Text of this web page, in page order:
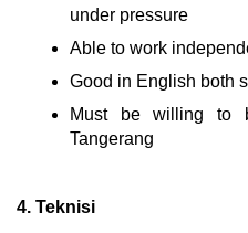
under pressure
Able to work
Good in English both
Must be willing to
Tangerang
4. Teknisi